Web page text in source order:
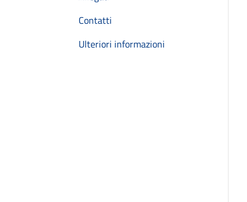
Contatti
Ulteriori informazioni